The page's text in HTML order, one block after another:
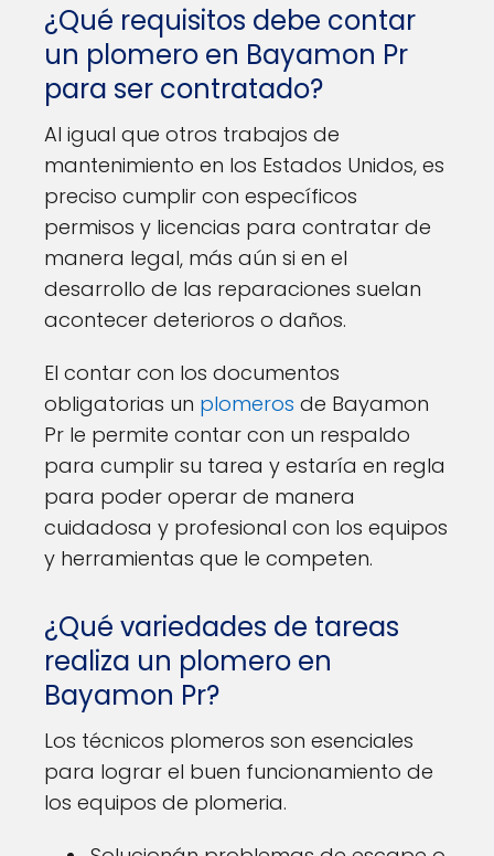
¿Qué requisitos debe contar
un plomero en Bayamon Pr
para ser contratado?
Al igual que otros trabajos de
mantenimiento en los Estados Unidos, es
preciso cumplir con específicos
permisos y licencias para contratar de
manera legal, más aún si en el
desarrollo de las reparaciones suelan
acontecer deterioros o daños.
El contar con los documentos
obligatorias un plomeros de Bayamon
Pr le permite contar con un respaldo
para cumplir su tarea y estaría en regla
para poder operar de manera
cuidadosa y profesional con los equipos
y herramientas que le competen.
¿Qué variedades de tareas
realiza un plomero en
Bayamon Pr?
Los técnicos plomeros son esenciales
para lograr el buen funcionamiento de
los equipos de plomeria.